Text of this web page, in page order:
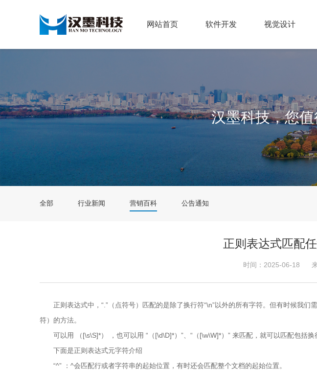
网站首页 软件开发 视觉设计
汉墨科技，您
全部 行业新闻 营销百科 公告通知
正则表达式匹配
时间：2025-06-18
正则表达式中，“.”（点符号）匹配的是除了换行符“\n”以外的所有字符。但有时候我
符）的方法。
可以用 （[\s\S]*） ，也可以用 “（[\d\D]*）”、“（[\w\W]*）” 来匹配，就可以匹配包括换
下面是正则表达式元字符介绍
“^” ：^会匹配行或者字符串的起始位置，有时还会匹配整个文档的起始位置。